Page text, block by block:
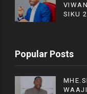
SIKU
Popular Posts